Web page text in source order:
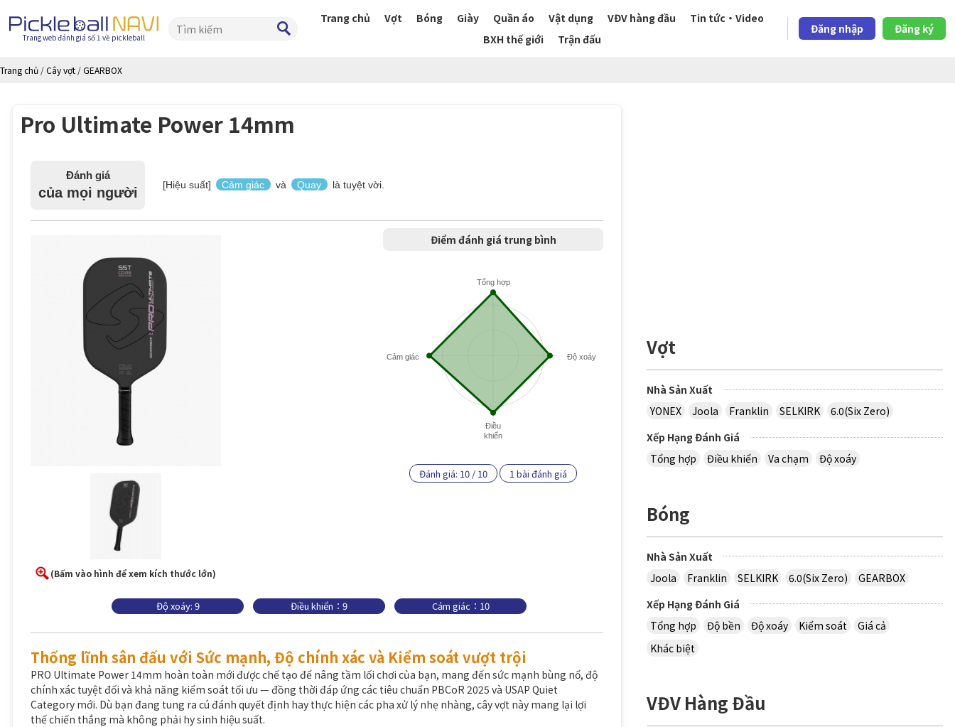
Trang web đánh giá số 1 về pickleball
Trang chủ Vợt Bóng Giày Quần áo Vật dụng VĐV hàng đầu
Tin tức・Video
BXH thế giới
Trận đấu
Đăng nhập Đăng ký
Trang chủ /Cây vợt /GEARBOX
Pro Ultimate Power 14mm
Đánh giá
của mọi người [Hiệu suất] Cảm giác và Quay là tuyệt vời.
(Bấm vào hình để xem kích thước lớn)
Điểm đánh giá trung bình
Tổng hợp
Độ xoáy
Điều
khiển
Cảm giác
Đánh giá: 10 / 10 1bài đánh giá
Độ xoáy: 9 Điều khiển：9 Cảm giác：10
Thống lĩnh sân đấu với Sức mạnh, Độ chính xác và Kiểm soát vượt trội
PRO Ultimate Power 14mm hoàn toàn mới được chế tạo để nâng tầm lối chơi của bạn, mang đến sức mạnh bùng nổ, độ
chính xác tuyệt đối và khả năng kiểm soát tối ưu — đồng thời đáp ứng các tiêu chuẩn PBCoR 2025 và USAP Quiet
Category mới. Dù bạn đang tung ra cú đánh quyết định hay thực hiện các pha xử lý nhẹ nhàng, cây vợt này mang lại lợi
thế chiến thắng mà không phải hy sinh hiệu suất.
Vợt
Nhà Sản Xuất
YONEX
Joola Franklin SELKIRK
6.0(Six Zero)
Xếp Hạng Đánh Giá
Tổng hợp
Điều khiển Va chạm Độ xoáy
Bóng
Nhà Sản Xuất
Joola
Franklin SELKIRK 6.0(Six Zero)
GEARBOX
Xếp Hạng Đánh Giá
Tổng hợp
Độ bền Độ xoáy Kiểm soát
Giá cả
Khác biệt
VĐV Hàng Đầu